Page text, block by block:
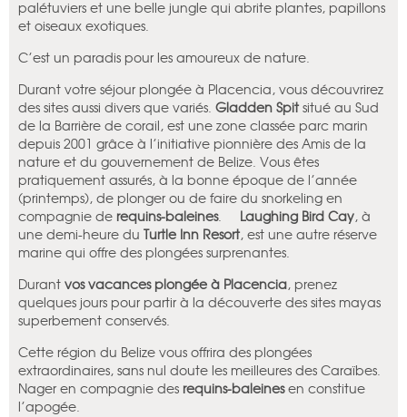
palétuviers et une belle jungle qui abrite plantes, papillons
et oiseaux exotiques.
C’est un paradis pour les amoureux de nature.
Durant votre séjour plongée à Placencia, vous découvrirez
des sites aussi divers que variés. Gladden Spit situé au Sud
de la Barrière de corail, est une zone classée parc marin
depuis 2001 grâce à l’initiative pionnière des Amis de la
nature et du gouvernement de Belize. Vous êtes
pratiquement assurés, à la bonne époque de l’année
(printemps), de plonger ou de faire du snorkeling en
compagnie de requins-baleines. Laughing Bird Cay, à
une demi-heure du Turtle Inn Resort, est une autre réserve
marine qui offre des plongées surprenantes.
Durant vos vacances plongée à Placencia, prenez
quelques jours pour partir à la découverte des sites mayas
superbement conservés.
Cette région du Belize vous offrira des plongées
extraordinaires, sans nul doute les meilleures des Caraïbes.
Nager en compagnie des requins-baleinesen constitue
l’apogée.